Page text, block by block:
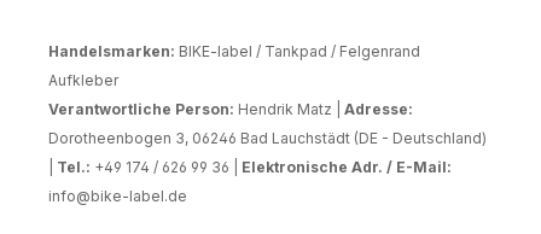
zu prüfen.
Handelsmarken: BIKE-label / Tankpad / Felgenrand
Aufkleber
Verantwortliche Person: Hendrik Matz | Adresse:
Dorotheenbogen 3, 06246 Bad Lauchstädt (DE - Deutschland)
Tel.: +49 174 / 626 99 36 | Elektronische Adr. / E-Mail:
info@bike-label.de